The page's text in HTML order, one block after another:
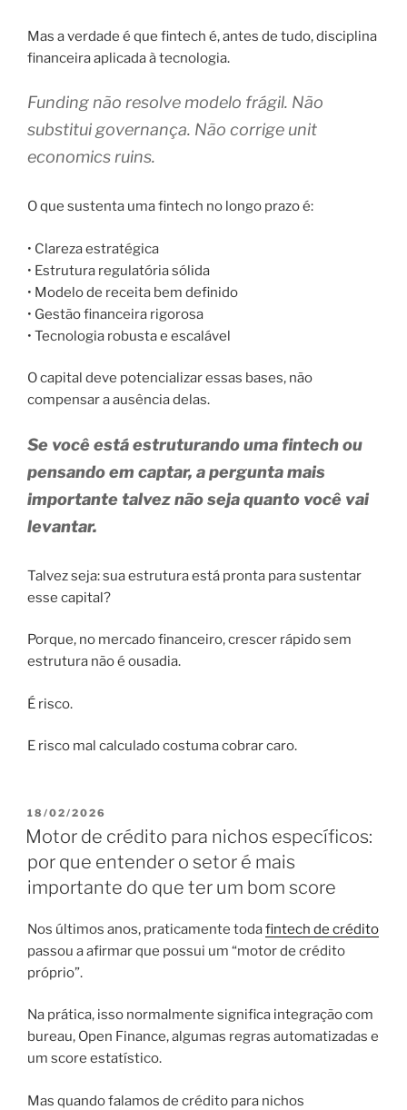
Mas a verdade é que fintech é, antes de tudo, disciplina
financeira aplicada à tecnologia.
Funding não resolve modelo frágil. Não
substitui governança. Não corrige unit
economics ruins.
O que sustenta uma fintech no longo prazo é:
• Clareza estratégica
• Estrutura regulatória sólida
• Modelo de receita bem definido
• Gestão financeira rigorosa
• Tecnologia robusta e escalável
O capital deve potencializar essas bases, não
compensar a ausência delas.
Se você está estruturando uma fintech ou
pensando em captar, a pergunta mais
importante talvez não seja quanto você vai
levantar.
Talvez seja: sua estrutura está pronta para sustentar
esse capital?
Porque, no mercado financeiro, crescer rápido sem
estrutura não é ousadia.
É risco.
E risco mal calculado costuma cobrar caro.
PUBLICADO
EM
18/02/2026
Motor de crédito para nichos específicos:
por que entender o setor é mais
importante do que ter um bom score
Nos últimos anos, praticamente todafintech de crédito
passou a afirmar que possui um “motor de crédito
próprio”.
Na prática, isso normalmente significa integração com
bureau, Open Finance, algumas regras automatizadas e
um score estatístico.
Mas quando falamos de crédito para nichos